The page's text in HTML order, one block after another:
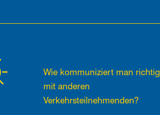
Wie kommuniziert man richtig
mit anderen
Verkehrsteilnehmenden?